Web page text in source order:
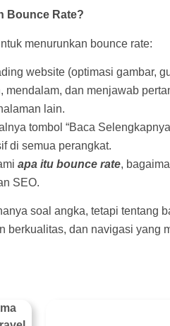
Bounce Rate?
menurunkan bounce rate:
website (optimasi gambar,
mendalam, dan menjawab
lain.
tombol “Baca
di semua perangkat.
apa itu bounce rate,
SEO.
soal angka, tetapi tentang
berkualitas, dan navigasi